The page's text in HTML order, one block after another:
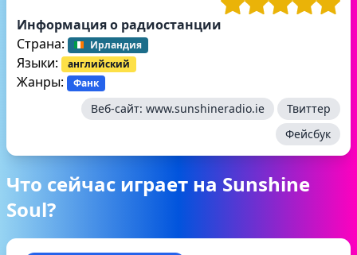
Информация о радиостанции
Страна:
Ирландия
Языки: английский
Жанры: Фанк
Веб-сайт: www.sunshineradio.ie
Твиттер
Фейсбук
Что сейчас играет на Sunshine
Soul?